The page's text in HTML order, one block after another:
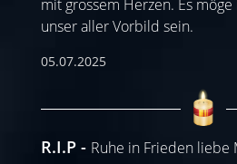
mit grossem Herzen. Es
unser aller Vorbild sein.
05.07.2025
R.I.P Ruhe in Frieden liebe